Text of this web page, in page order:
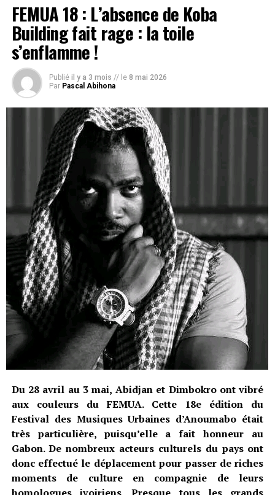
FEMUA 18 : L’absence de Koba
Building fait rage : la toile
s’enflamme !
Publié il y a 3 mois // le 8 mai 2026
Par Pascal Abihona
Du 28 avril au 3 mai, Abidjan et Dimbokro ont vibré
aux couleurs du FEMUA. Cette 18e édition du
Festival des Musiques Urbaines d’Anoumabo était
très particulière, puisqu’elle a fait honneur au
Gabon. De nombreux acteurs culturels du pays ont
donc effectué le déplacement pour passer de riches
moments de culture en compagnie de leurs